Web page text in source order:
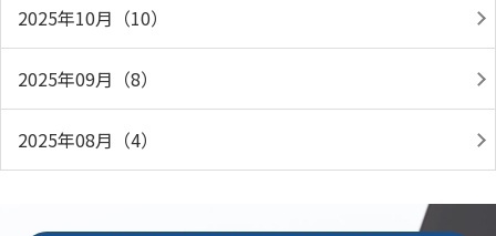
2025年10月（10）
2025年09月（8）
2025年08月（4）